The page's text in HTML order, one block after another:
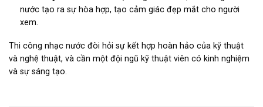
nước tạo ra sự hòa hợp, tạo cảm giác đẹp mắt cho người
xem.
Thi công nhạc nước đòi hỏi sự kết hợp hoàn hảo của kỹ thuật
và nghệ thuật, và cần một đội ngũ kỹ thuật viên có kinh nghiệm
và sự sáng tạo.